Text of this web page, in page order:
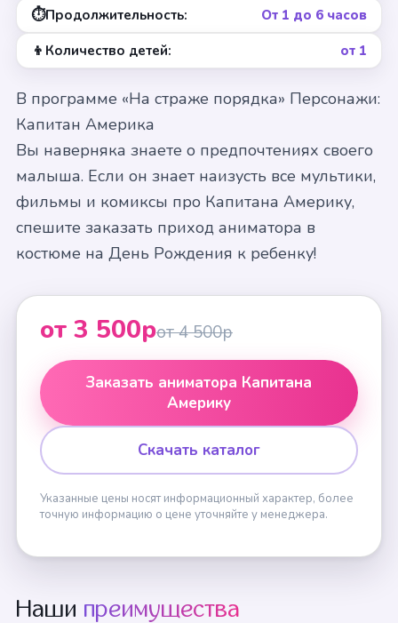
⏱Продолжительность: От 1 до 6 часов
👦 Количество детей: от 1
В программе «На страже порядка» Персонажи:
Капитан Америка
Вы наверняка знаете о предпочтениях своего
малыша. Если он знает наизусть все мультики,
фильмы и комиксы про Капитана Америку,
спешите заказать приход аниматора в
костюме на День Рождения к ребенку!
от 3 500рот 4 500р
Заказать аниматора Капитана
Америку
Скачать каталог
Указанные цены носят информационный характер, более
точную информацию о цене уточняйте у менеджера.
Наши преимущества